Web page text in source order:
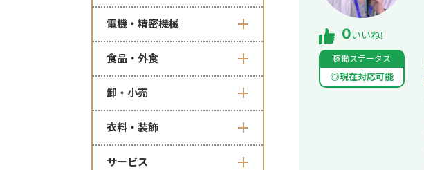
電機・精密機械
食品・外食
卸・小売
衣料・装飾
サービス
0いいね!
稼働ステータス
◎現在対応可能